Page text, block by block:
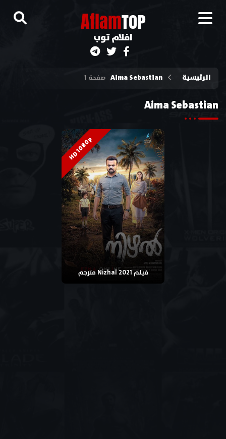
AflamTOP
افلام توب
الرئيسية Aima Sebastian صفحة 1
Aima Sebastian
HD 1080p
فيلم Nizhal 2021 مترجم